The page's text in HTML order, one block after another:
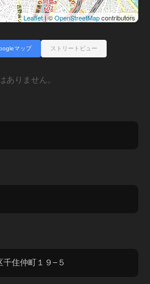
Leaflet| ©OpenStreetMapcontributors
マップ ストリートビュー
ありません。
住仲町１９−５